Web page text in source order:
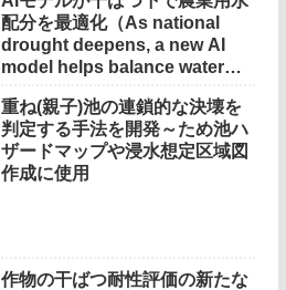
配分を最適化（As national
drought deepens, a new AI
model helps balance water
重ね(親子)池の連鎖的な決壊を
判定する手法を開発～ため池ハ
ザードマップや浸水想定区域図
作成に使用
作物の干ばつ耐性評価の新たな